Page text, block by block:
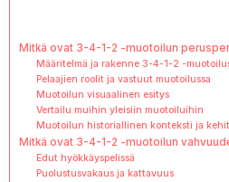
Mitkä ovat 3-4-1-2 -muotoilun
Määritelmä ja rakenne 3-4-1-2 -
Pelaajien roolit ja vastuut muotoilussa
Muotoilun visuaalinen esitys
Vertailu muihin yleisiin muotoiluihin
Muotoilun historiallinen konteksti ja
Mitkä ovat 3-4-1-2 -muotoilun
Edut hyökkäyspelissä
Puolustusvakaus ja kattavuus